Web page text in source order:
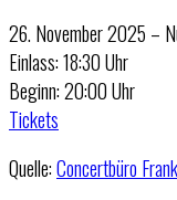
26. November 2025 –
Einlass: 18:30 Uhr
Beginn: 20:00 Uhr
Tickets
Quelle:Concertbüro